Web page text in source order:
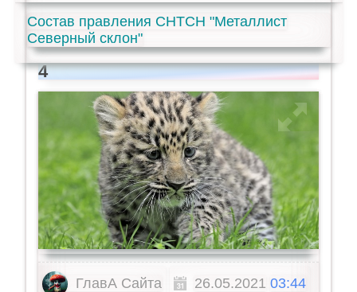
Состав правления СНТСН "Металлист
Северный склон"
4
ГлавА Сайта 26.05.2021 03:44